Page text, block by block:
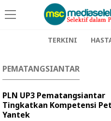
TERKINI
PEMATANGSIANTAR
PLN UP3 Pematangsiantar
Tingkatkan Kompetensi
Yantek